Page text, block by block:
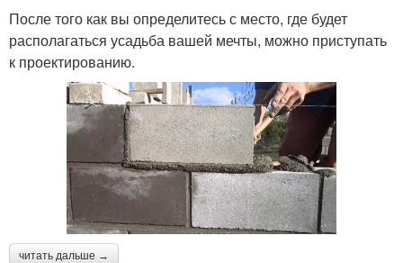
После того как вы определитесь с место, где будет
располагаться усадьба вашей мечты, можно приступать
к проектированию.
читать дальше →